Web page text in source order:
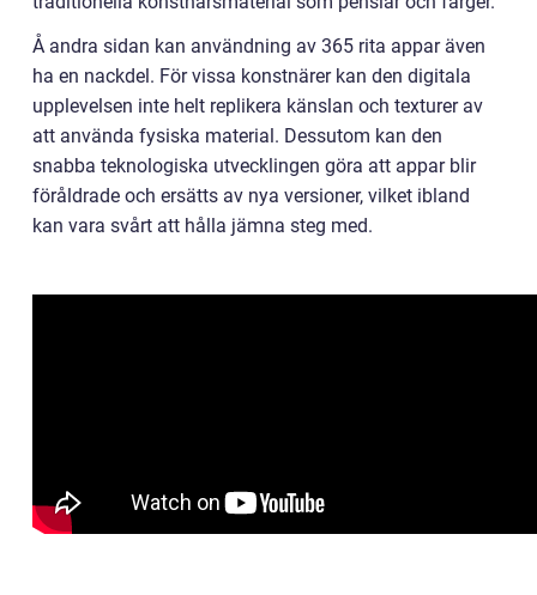
Å andra sidan kan användning av 365 rita appar även
ha en nackdel. För vissa konstnärer kan den digitala
upplevelsen inte helt replikera känslan och texturer av
att använda fysiska material. Dessutom kan den
snabba teknologiska utvecklingen göra att appar blir
föråldrade och ersätts av nya versioner, vilket ibland
kan vara svårt att hålla jämna steg med.